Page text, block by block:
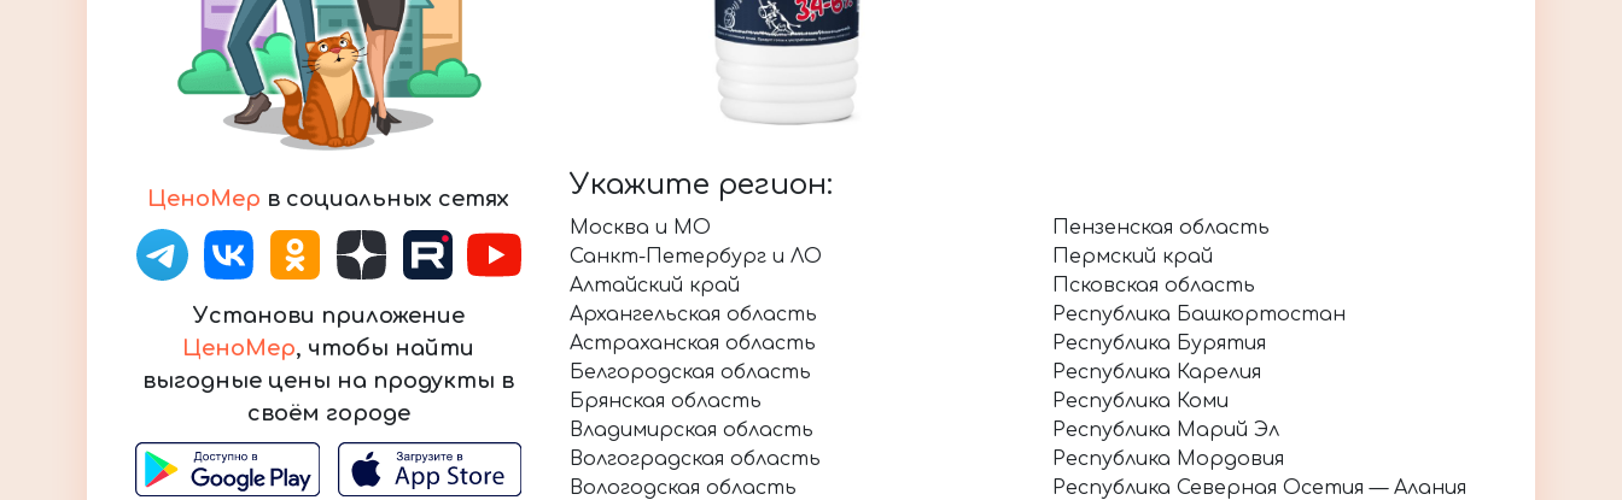
ЦеноМер в социальных сетях
Установи приложение
ЦеноМер, чтобы найти
выгодные цены на продукты в
своём городе
Укажите регион:
Москва и МО
Санкт-Петербург и ЛО
Алтайский край
Архангельская область
Астраханская область
Белгородская область
Брянская область
Владимирская область
Волгоградская область
Вологодская область
Пензенская область
Пермский край
Псковская область
Республика Башкортостан
Республика Бурятия
Республика Карелия
Республика Коми
Республика Марий Эл
Республика Мордовия
Республика Северная Осетия — Алания